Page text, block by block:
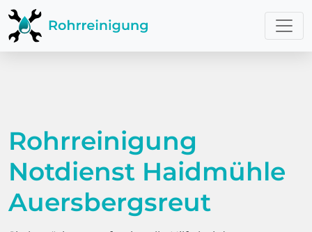
Rohrreinigung
Notdienst Haidmühle
Auersbergsreut